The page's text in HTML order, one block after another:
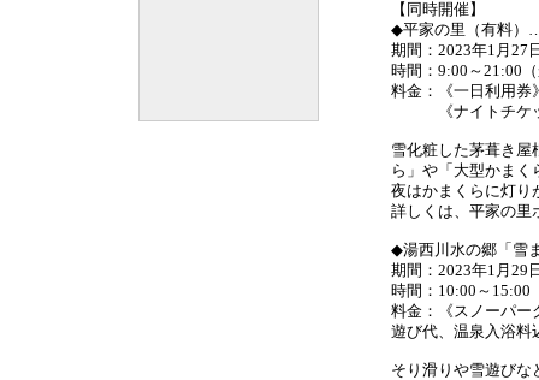
【同時開催】
◆平家の里（有料）
期間：2023年1月27
時間：9:00～21:00
料金：《一日利用券
《ナイトチケッ
雪化粧した茅葺き屋
ら」や「大型かまく
夜はかまくらに灯り
詳しくは、平家の里
◆湯西川水の郷「雪
期間：2023年1月29
時間：10:00～15:00
料金：《スノーパー
遊び代、温泉入浴料
そり滑りや雪遊びな